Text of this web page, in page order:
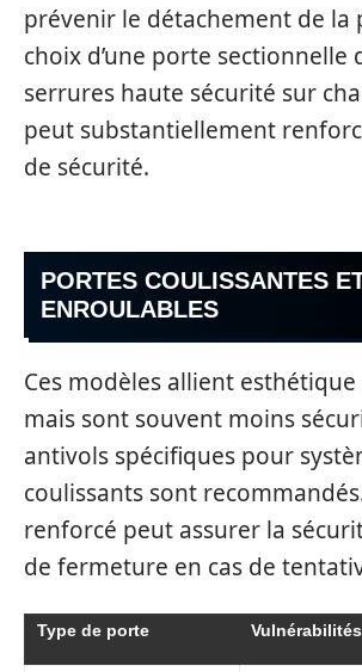
prévenir le détachement de la
choix d’une porte sectionnelle
serrures haute sécurité sur
peut substantiellement
de sécurité.
PORTES COULISSANTES
ENROULABLES
Ces modèles allient
mais sont souvent moins
antivols spécifiques pour
coulissants sont
renforcé peut assurer la
de fermeture en cas de
Type de porte Vulnérabilités